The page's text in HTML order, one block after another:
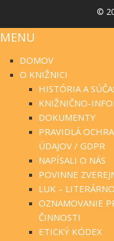
©
MENU
DOMOV
O KNIŽNICI
HISTÓRIA A
KNIŽNIČNO-
DOKUMENTY
PRAVIDLÁ
ÚDAJOV / GDPR
NAPÍSALI O NÁS
POVINNE
LUK –
OZNAMOVANIE
ČINNOSTI
ETICKÝ KÓDEX